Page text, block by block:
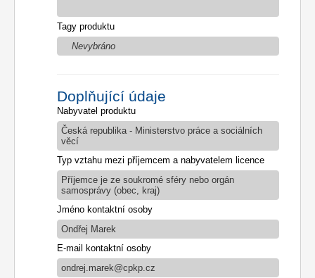
Tagy produktu
Nevybráno
Doplňující údaje
Nabyvatel produktu
Česká republika - Ministerstvo práce a sociálních
věcí
Typ vztahu mezi příjemcem a nabyvatelem licence
Příjemce je ze soukromé sféry nebo orgán
samosprávy (obec, kraj)
Jméno kontaktní osoby
Ondřej Marek
E-mail kontaktní osoby
ondrej.marek@cpkp.cz